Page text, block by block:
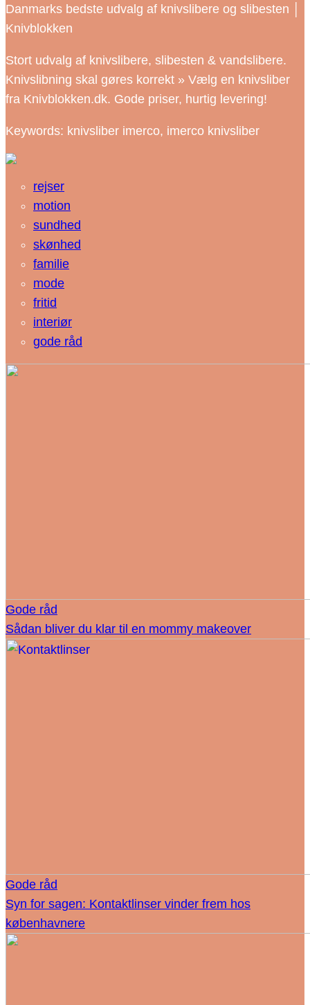
Danmarks bedste udvalg af knivslibere og slibesten │
Knivblokken
Stort udvalg af knivslibere, slibesten & vandslibere.
Knivslibning skal gøres korrekt » Vælg en knivsliber
fra Knivblokken.dk. Gode priser, hurtig levering!
Keywords: knivsliber imerco, imerco knivsliber
rejser
motion
sundhed
skønhed
familie
mode
fritid
interiør
gode råd
Gode råd
Sådan bliver du klar til en mommy makeover
Gode råd
Syn for sagen: Kontaktlinser vinder frem hos
københavnere